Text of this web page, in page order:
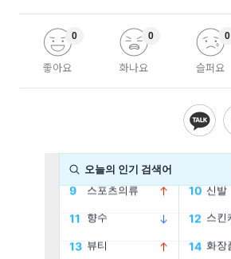
좋아요
0
화나요
0
슬퍼요
0